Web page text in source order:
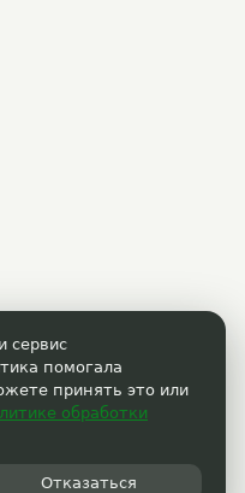
сервис
помогала
принять это или
обработки
Отказаться